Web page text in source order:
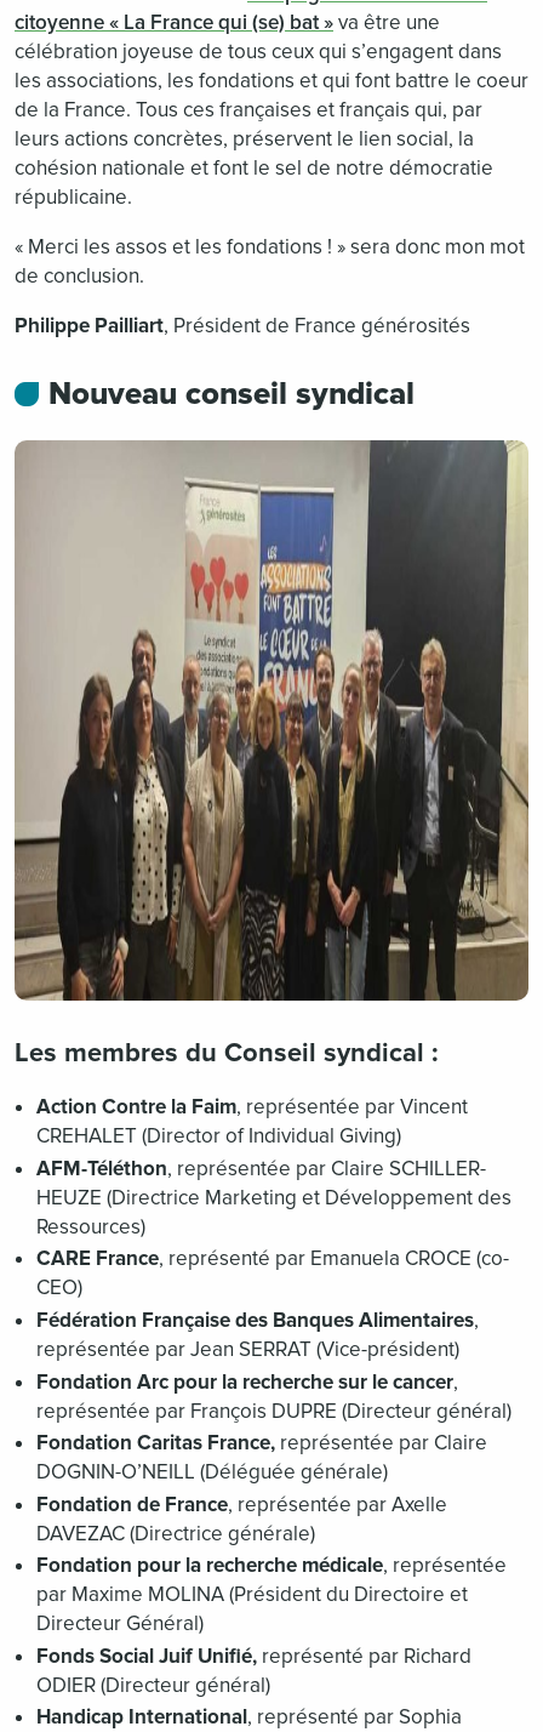
citoyenne « La France qui (se) bat »va être une
célébration joyeuse de tous ceux qui s’engagent dans
les associations, les fondations et qui font battre le coeur
de la France. Tous ces françaises et français qui, par
leurs actions concrètes, préservent le lien social, la
cohésion nationale et font le sel de notre démocratie
républicaine.
« Merci les assos et les fondations ! » sera donc mon mot
de conclusion.
Philippe Pailliart, Président de France générosités
Nouveau conseil syndical
Les membres du Conseil syndical :
Action Contre la Faim, représentée par Vincent
CREHALET (Director of Individual Giving)
AFM-Téléthon, représentée par Claire SCHILLER-
HEUZE (Directrice Marketing et Développement des
Ressources)
CARE France, représenté par Emanuela CROCE (co-
CEO)
Fédération Française des Banques Alimentaires,
représentée par Jean SERRAT (Vice-président)
Fondation Arc pour la recherche sur le cancer,
représentée par François DUPRE (Directeur général)
Fondation Caritas France, représentée par Claire
DOGNIN-O’NEILL (Déléguée générale)
Fondation de France, représentée par Axelle
DAVEZAC (Directrice générale)
Fondation pour la recherche médicale, représentée
par Maxime MOLINA (Président du Directoire et
Directeur Général)
Fonds Social Juif Unifié, représenté par Richard
ODIER (Directeur général)
Handicap International, représenté par Sophia